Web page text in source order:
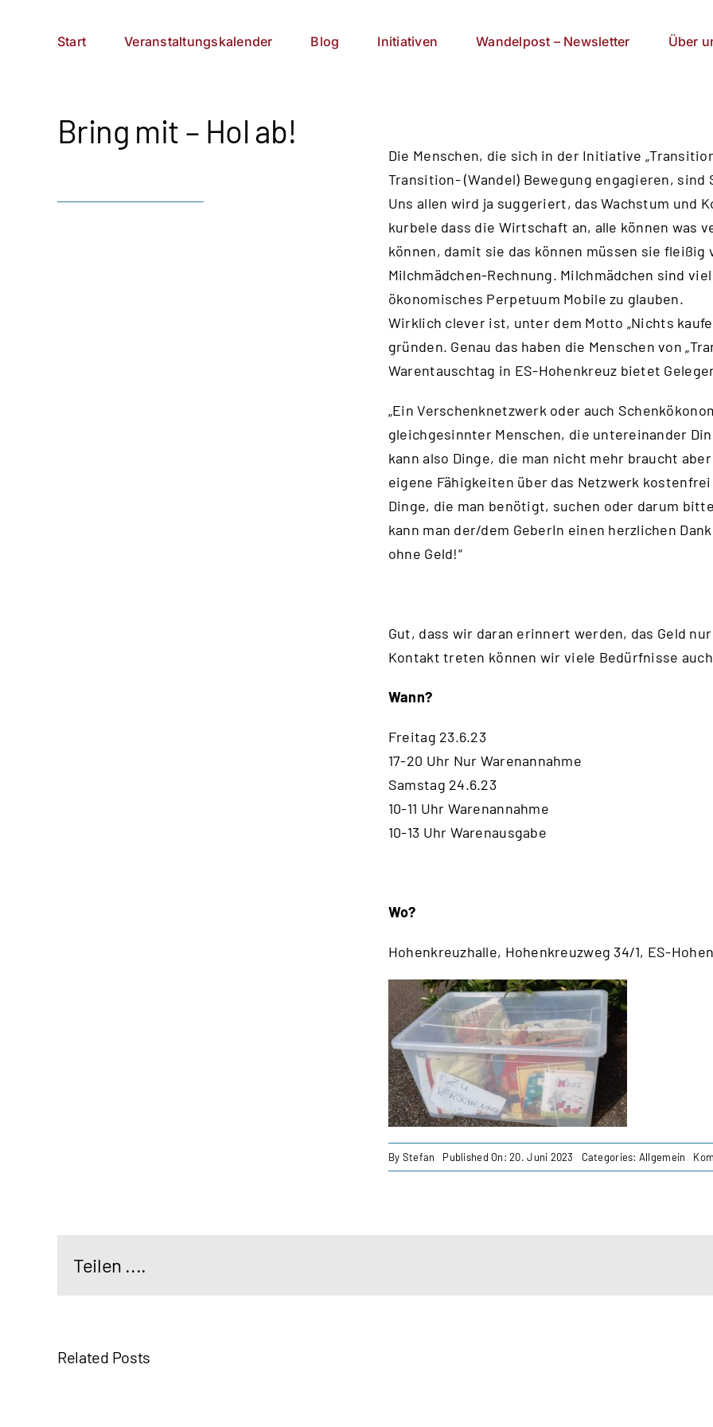
Start Veranstaltungskalender Blog Initiativen Wandelpost – Newsletter Über
Bring mit – Hol ab!
Die Menschen, die sich in der Initiative
Transition- (Wandel) Bewegung engagieren,
Uns allen wird ja suggeriert, das Wachstum und
kurbele dass die Wirtschaft an, alle können was
können, damit sie das können müssen sie
Milchmädchen-Rechnung. Milchmädchen sind
ökonomisches Perpetuum Mobile zu glauben.
Wirklich clever ist, unter dem Motto „Nichts
gründen. Genau das haben die Menschen von
Warentauschtag in ES-Hohenkreuz bietet
„Ein Verschenknetzwerk oder auch
gleichgesinnter Menschen, die untereinander
kann also Dinge, die man nicht mehr braucht
eigene Fähigkeiten über das Netzwerk
Dinge, die man benötigt, suchen oder darum
kann man der/dem GeberIn einen herzlichen
ohne Geld!“
Gut, dass wir daran erinnert werden, das Geld
Kontakt treten können wir viele Bedürfnisse
Wann?
Freitag 23.6.23
17-20 Uhr Nur Warenannahme
Samstag 24.6.23
10-11 Uhr Warenannahme
10-13 Uhr Warenausgabe
Wo?
Hohenkreuzhalle, Hohenkreuzweg 34/1, ES-
By Stefan Published On: 20. Juni 2023 Categories: Allgemein
Teilen ....
Related Posts